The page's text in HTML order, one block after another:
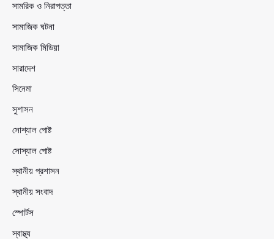
সামরিক ও নিরাপত্তা
সামাজিক ঘটনা
সামাজিক মিডিয়া
সারাদেশ
সিনেমা
সুশাসন
সোশ্যাল পোষ্ট
সোস্যাল পোষ্ট
স্থানীয় প্রশাসন
স্থানীয় সংবাদ
স্পোর্টস
স্বাস্থ্য